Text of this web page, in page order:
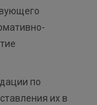
по
их в